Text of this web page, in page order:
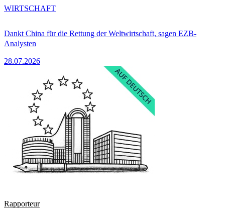
Dankt China für die Rettung der Weltwirtschaft, sagen EZB-
Analysten
28.07.2026
WIRTSCHAFT
Rapporteur